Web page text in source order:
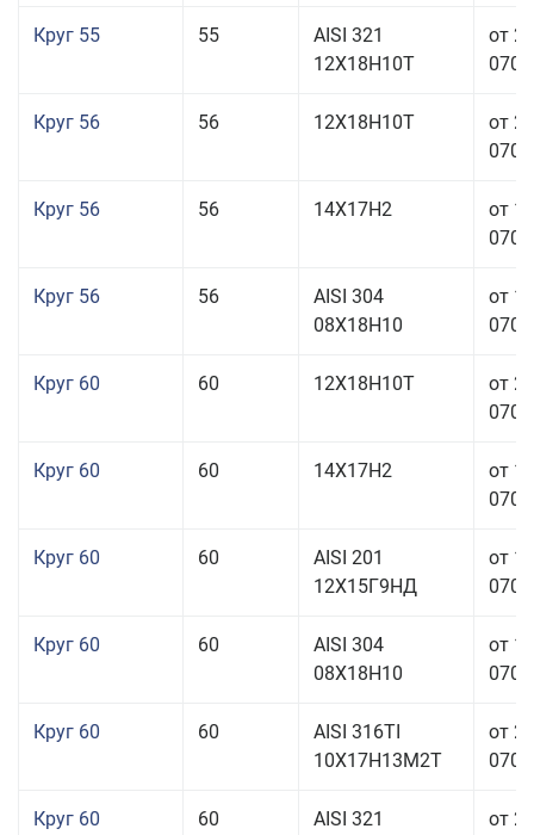
Круг 55 55
AISI 321
12Х18Н10Т
от
Круг 56 56 12Х18Н10Т
от
Круг 56 56 14Х17Н2
от
Круг 56 56
AISI 304
08Х18Н10
от
Круг 60 60 12Х18Н10Т
от
Круг 60 60 14Х17Н2
от
Круг 60 60
AISI 201
12Х15Г9НД
от
Круг 60 60
AISI 304
08Х18Н10
от
Круг 60 60
AISI 316TI
10Х17Н13М2Т
от
Круг 60 60
AISI 321
от